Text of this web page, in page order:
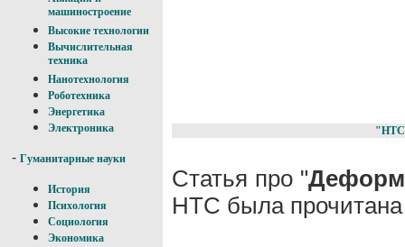
машиностроение
Высокие технологии
Вычислительная
техника
Нанотехнология
Роботехника
Энергетика
Электроника
- Гуманитарные науки
История
Психология
Социология
Экономика
Статья про "
НТС была прочитана